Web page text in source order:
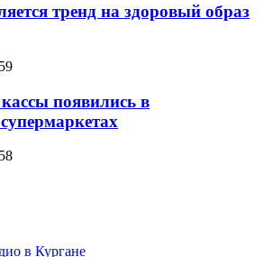
тренд на здоровый образ
появились в
в Кургане